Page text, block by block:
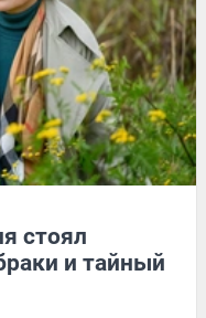
стоял
и тайный